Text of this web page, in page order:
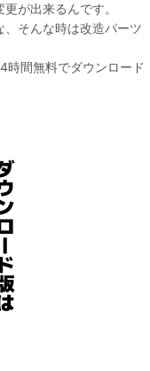
が出来るんです。
そんな時は改造パーツ
時間無料でダウンロード